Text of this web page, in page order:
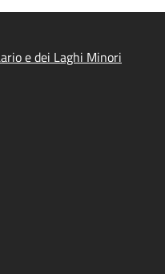
e dei Laghi Minori